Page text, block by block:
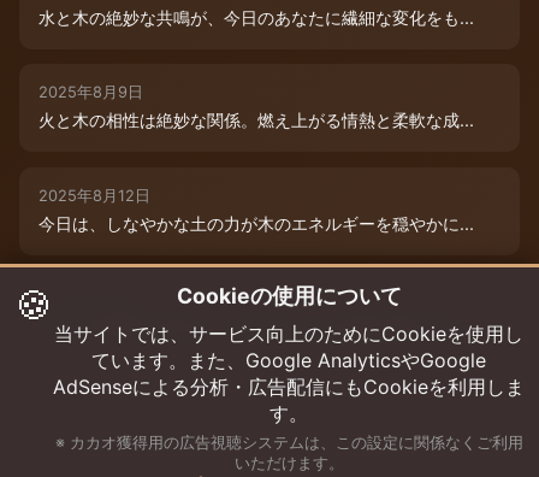
水と木の絶妙な共鳴が、今日のあなたに繊細な変化をも...
2025年8月9日
火と木の相性は絶妙な関係。燃え上がる情熱と柔軟な成...
2025年8月12日
今日は、しなやかな土の力が木のエネルギーを穏やかに...
2025年8月9日
水と木の絶妙な共演が、今日のあなたを特別な輝きで包...
🍪 Cookieの使用について
当サイトでは、サービス向上のためにCookieを使用し
ています。また、Google AnalyticsやGoogle
AdSenseによる分析・広告配信にもCookieを利用しま
す。
※ カカオ獲得用の広告視聴システムは、この設定に関係なくご利用
いただけます。